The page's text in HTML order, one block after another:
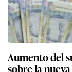
Aumento del
sobre la